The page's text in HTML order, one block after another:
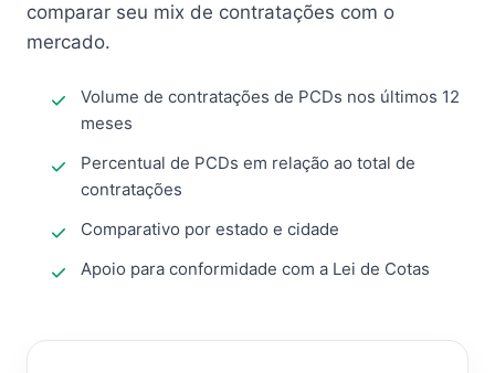
comparar seu mix de contratações com o
mercado.
Volume de contratações de PCDs nos últimos 12
meses
Percentual de PCDs em relação ao total de
contratações
Comparativo por estado e cidade
Apoio para conformidade com a Lei de Cotas